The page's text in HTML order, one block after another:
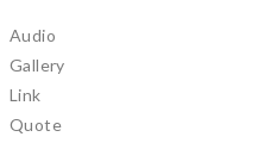
Audio
Gallery
Link
Quote